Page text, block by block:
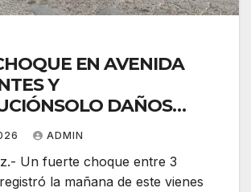
EN AVENIDA
Y
DAÑOS
ADMIN
Un fuerte choque entre 3
la mañana de este vienes